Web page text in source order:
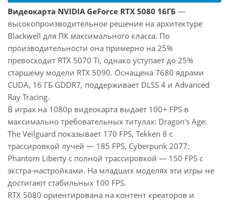
Видеокарта NVIDIA GeForce RTX 5080 16ГБ —
высокопроизводительное решение на архитектуре
Blackwell для ПК максимального класса. По
производительности она примерно на 25%
превосходит RTX 5070 Ti, однако уступает до 25%
старшему модели RTX 5090. Оснащена 7680 ядрами
CUDA, 16 ГБ GDDR7, поддерживает DLSS 4 и Advanced
Ray Tracing.
В играх на 1080p видеокарта выдаёт 100+ FPS в
максимально требовательных титулах: Dragon's Age:
The Veilguard показывает 170 FPS, Tekken 8 с
трассировкой лучей — 185 FPS, Cyberpunk 2077:
Phantom Liberty с полной трассировкой — 150 FPS с
экстра-настройками. На младших моделях эти игры не
достигают стабильных 100 FPS.
RTX 5080 ориентирована на контент креаторов и